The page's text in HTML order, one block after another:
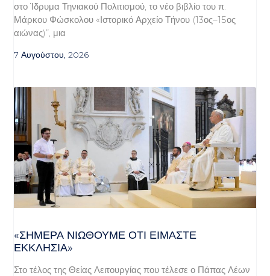
στο Ίδρυμα Τηνιακού Πολιτισμού, το νέο βιβλίο του π.
Μάρκου Φώσκολου «Ιστορικό Αρχείο Τήνου (13ος–15ος
αιώνας)”, μια
7 Αυγούστου, 2026
«ΣΉΜΕΡΑ ΝΙΏΘΟΥΜΕ ΌΤΙ ΕΊΜΑΣΤΕ
ΕΚΚΛΗΣΊΑ»
Στο τέλος της Θείας Λειτουργίας που τέλεσε ο Πάπας Λέων